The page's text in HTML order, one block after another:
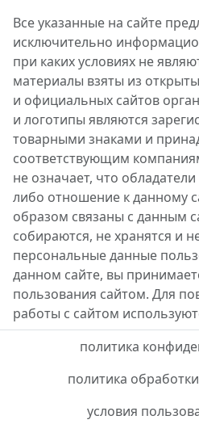
Все указанные на сайте
исключительно
при каких условиях не
материалы взяты из
и официальных сайтов
и логотипы являются
товарными знаками и
соответствующим
не означает, что
либо отношение к данному
образом связаны с данным
собираются, не хранятся и
персональные данные
данном сайте, вы
пользования сайтом. Для
работы с сайтом
политика
политика
условия